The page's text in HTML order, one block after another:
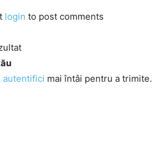
login to post comments
autentifici mai întâi pentru a trimite.